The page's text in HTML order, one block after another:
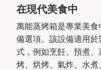
在現代美食中
萬能蒸烤箱是專業美
備選項。該設備適用
式，例如烹飪、預煮
烤、烘烤、氣炸、水煮